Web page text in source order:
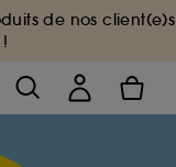
de nos client(e)s